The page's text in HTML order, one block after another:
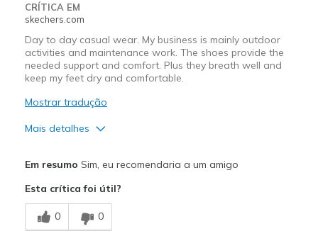
CRÍTICA EM
skechers.com
Day to day casual wear. My business is mainly outdoor
activities and maintenance work. The shoes provide the
needed support and comfort. Plus they breath well and
keep my feet dry and comfortable.
Mostrar tradução
Mais detalhes
Comfortable
Em resumo Sim, eu recomendaria a um amigo
Esta crítica foi útil?
0 0